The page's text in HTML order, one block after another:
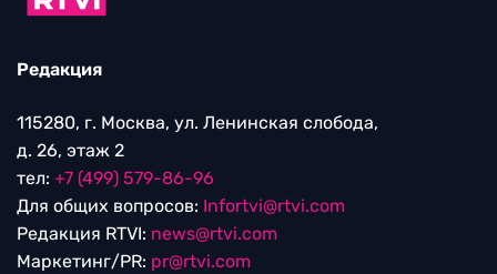
Редакция
115280, г. Москва, ул. Ленинская слобода,
д. 26, этаж 2
тел: +7 (499) 579-86-96
Для общих вопросов: Infortvi@rtvi.com
Редакция RTVI: news@rtvi.com
Маркетинг/PR: pr@rtvi.com